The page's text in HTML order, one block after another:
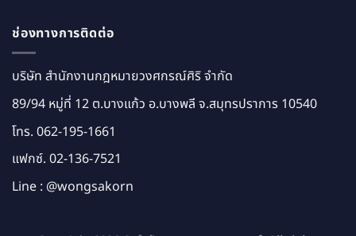
ช่องทางการติดต่อ
บริษัท สำนักงานกฎหมายวงศกรณ์ศิริ จำกัด
89/94 หมู่ที่ 12 ต.บางแก้ว อ.บางพลี จ.สมุทรปราการ 10540
โทร. 062-195-1661
แฟกซ์. 02-136-7521
Line : @wongsakorn